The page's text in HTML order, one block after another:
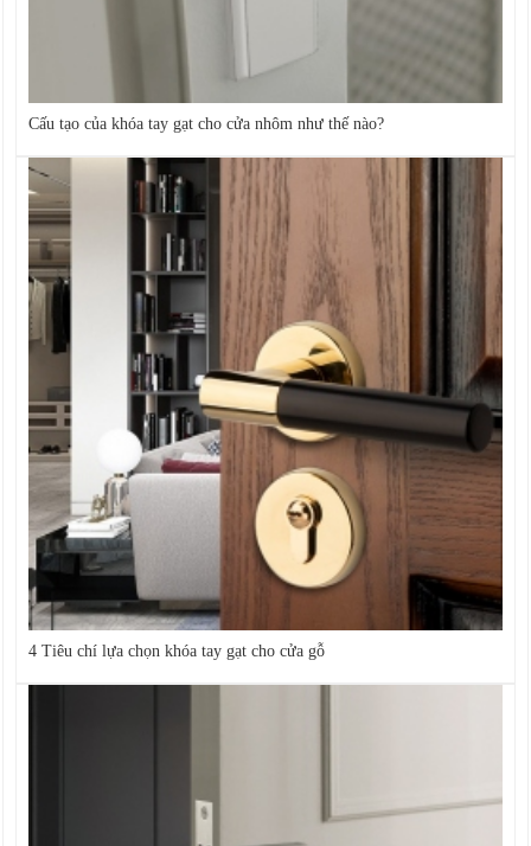
Cấu tạo của khóa tay gạt cho cửa nhôm như thế nào?
4 Tiêu chí lựa chọn khóa tay gạt cho cửa gỗ